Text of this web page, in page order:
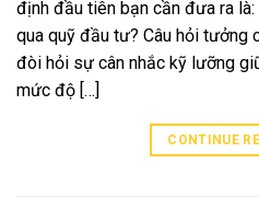
định đầu tiên bạn cần đưa ra
qua quỹ đầu tư? Câu hỏi tưởng
đòi hỏi sự cân nhắc kỹ lưỡng
mức độ […]
CONTINUE